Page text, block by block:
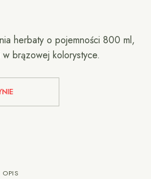
herbaty o pojemności 800 ml,
brązowej kolorystyce.
OPIS